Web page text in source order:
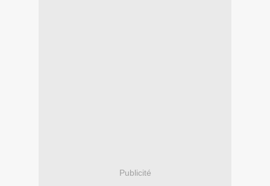
Publicité